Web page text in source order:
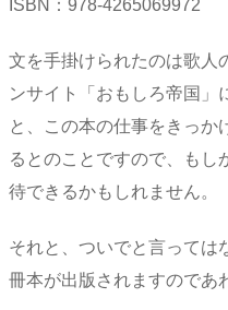
ISBN：978-4265069972
文を手掛けられたのは歌人
ンサイト「おもしろ帝国」
と、この本の仕事をきっか
るとのことですので、もし
待できるかもしれません。
それと、ついでと言っては
冊本が出版されますのであ